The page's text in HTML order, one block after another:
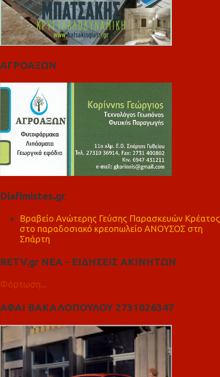
ΑΓΡΟΑΞΩΝ
Diafimistes.gr
Βραβείο Ανώτερης Γεύσης Παρασκευών Κρέατος
στο παραδοσιακό κρεοπωλείο ΑΝΟΥΣΟΣ στη
Σπάρτη
RETV.gr ΝΕΑ - ΕΙΔΗΣΕΙΣ ΑΚΙΝΗΤΩΝ
Φόρτωση...
ΑΦΑΙ ΒΑΚΑΛΟΠΟΥΛΟΥ 2731026347